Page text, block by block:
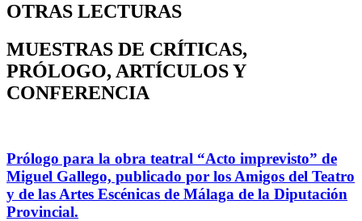
OTRAS LECTURAS
MUESTRAS DE CRÍTICAS,
PRÓLOGO, ARTÍCULOS Y
CONFERENCIA
Prólogo para la obra teatral “Acto imprevisto” de
Miguel Gallego, publicado por los Amigos del Teatro
y de las Artes Escénicas de Málaga de la Diputación
Provincial.